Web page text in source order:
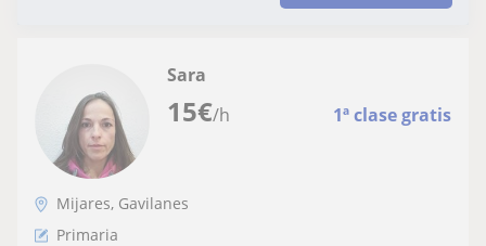
15€/h 1ª clase gratis
Sara
Mijares, Gavilanes
Primaria